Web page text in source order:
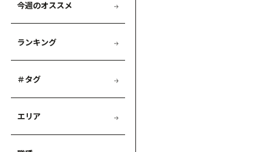
今週のオススメ
ランキング
＃タグ
エリア